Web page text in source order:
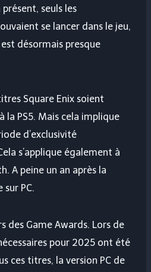
présent, seuls les
se lancer dans le jeu,
désormais presque
Square Enix soient
la PS5. Mais cela implique
d’exclusivité
s’applique également à
A peine un an après la
sur PC.
des Game Awards. Lors de
pour 2025 ont été
ces titres, la version PC de